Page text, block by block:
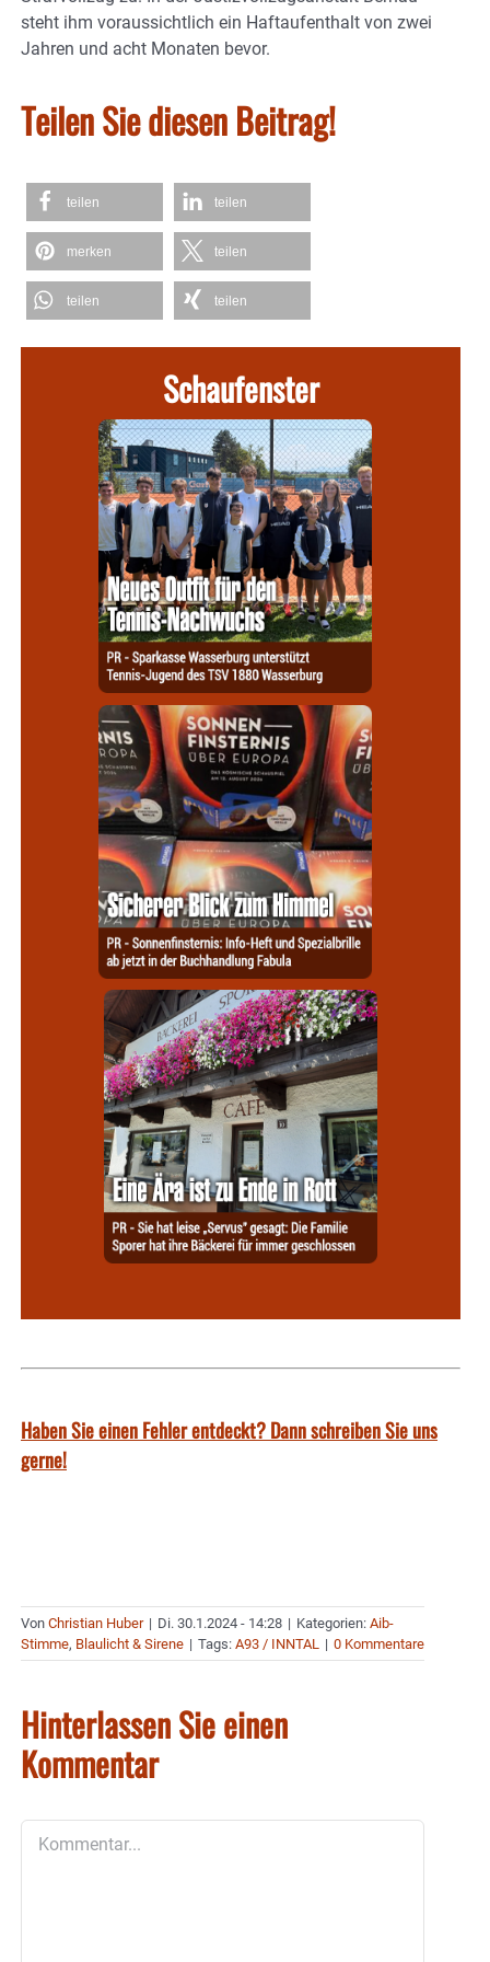
steht ihm voraussichtlich ein Haftaufenthalt von zwei
Jahren und acht Monaten bevor.
Teilen Sie diesen Beitrag!
teilen teilen
merken teilen
teilen teilen
Schaufenster
Haben Sie einen Fehler entdeckt? Dann schreiben Sie uns
gerne!
Von Christian Huber | Di. 30.1.2024 - 14:28 | Kategorien: Aib-
Stimme, Blaulicht & Sirene | Tags: A93 / INNTAL | 0 Kommentare
Hinterlassen Sie einen
Kommentar